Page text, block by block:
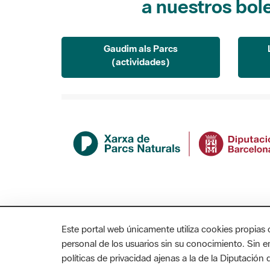
(actividades)
AVISO LEGAL ACCESIBILIDAD
Este portal web únicamente utiliza cookies
personal de los usuarios sin su conocimiento. Sin
políticas de privacidad ajenas a la de la